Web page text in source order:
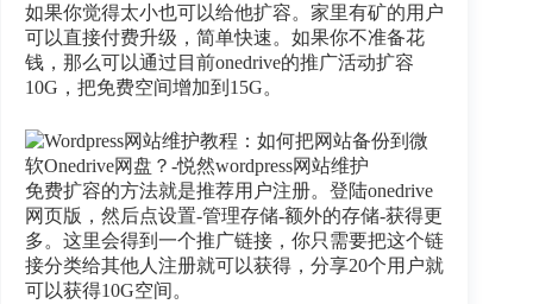
如果你觉得太小也可以给他扩容。家里有矿的用户
可以直接付费升级，简单快速。如果你不准备花
钱，那么可以通过目前onedrive的推广活动扩容
10G，把免费空间增加到15G。
免费扩容的方法就是推荐用户注册。登陆onedrive
网页版，然后点设置-管理存储-额外的存储-获得更
多。这里会得到一个推广链接，你只需要把这个链
接分类给其他人注册就可以获得，分享20个用户就
可以获得10G空间。